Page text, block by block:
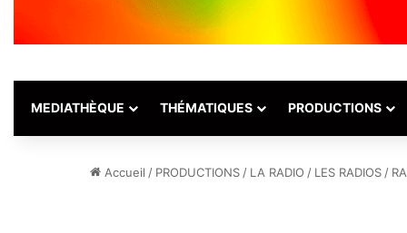
MEDIATHÈQUE THÉMATIQUES PRODUCTIONS
Accueil / PRODUCTIONS / LA RADIO / LES RADIOS /